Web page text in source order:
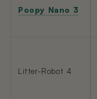
Poopy Nano 3
Litter-Robot 4